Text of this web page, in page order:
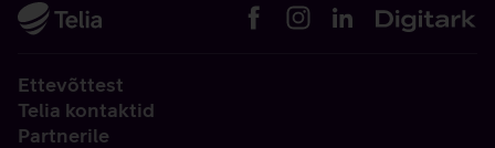
Ettevõttest
Telia kontaktid
Partnerile